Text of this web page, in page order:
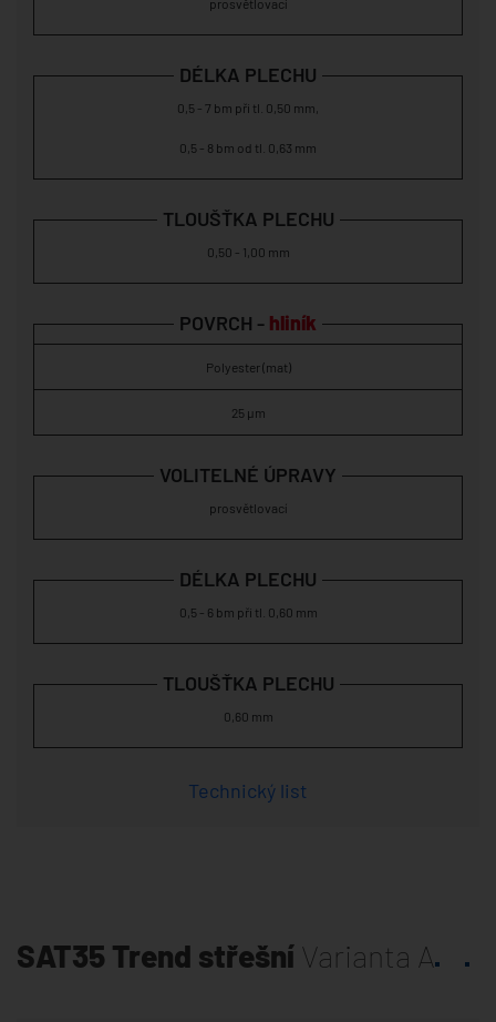
prosvětlovací
DÉLKA PLECHU
0,5 - 7 bm při tl. 0,50 mm,
0,5 - 8 bm od tl. 0,63 mm
TLOUŠŤKA PLECHU
0,50 - 1,00 mm
POVRCH - hliník
Polyester (mat)
25 µm
VOLITELNÉ ÚPRAVY
prosvětlovací
DÉLKA PLECHU
0,5 - 6 bm při tl. 0,60 mm
TLOUŠŤKA PLECHU
0,60 mm
Technický list
SAT35 Trend střešní Varianta A